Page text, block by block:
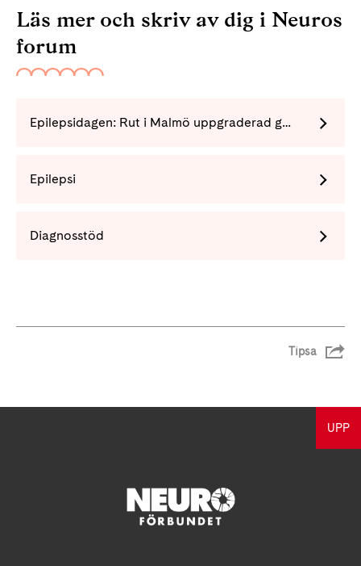
Läs mer och skriv av dig i Neuros
forum
Epilepsidagen: Rut i Malmö uppgraderad genom kirurgi mot epilepsin
Epilepsi
Diagnosstöd
Tipsa
UPP